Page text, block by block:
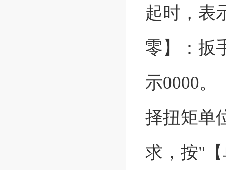
起时，表
零】：扳
示0000。
择扭矩单
求，按"